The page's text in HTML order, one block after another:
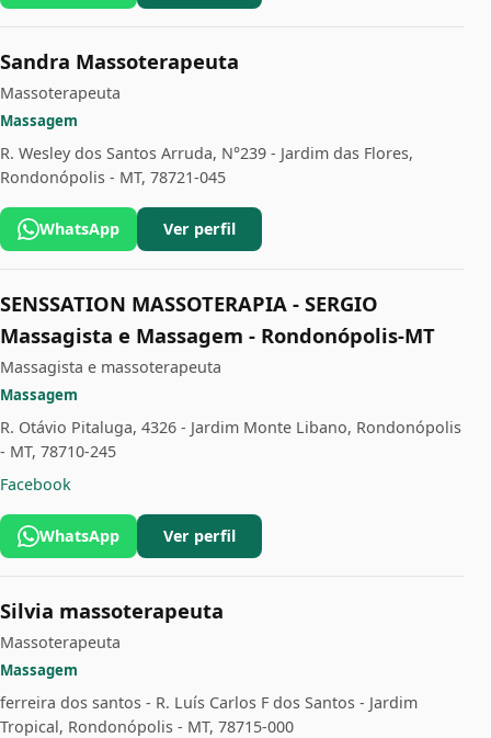
Sandra Massoterapeuta
Massoterapeuta
Massagem
R. Wesley dos Santos Arruda, N°239 - Jardim das Flores,
Rondonópolis - MT, 78721-045
WhatsApp Ver perfil
SENSSATION MASSOTERAPIA - SERGIO
Massagista e Massagem - Rondonópolis-MT
Massagista e massoterapeuta
Massagem
R. Otávio Pitaluga, 4326 - Jardim Monte Libano, Rondonópolis
- MT, 78710-245
Facebook
WhatsApp Ver perfil
Silvia massoterapeuta
Massoterapeuta
Massagem
ferreira dos santos - R. Luís Carlos F dos Santos - Jardim
Tropical, Rondonópolis - MT, 78715-000